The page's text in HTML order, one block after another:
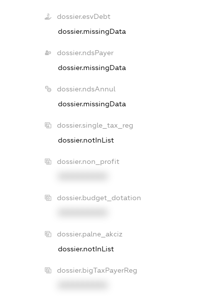
dossier.esvDebt
dossier.missingData
dossier.ndsPayer
dossier.missingData
dossier.ndsAnnul
dossier.missingData
dossier.single_tax_reg
dossier.notInList
dossier.non_profit
dossier.budget_dotation
dossier.palne_akciz
dossier.notInList
dossier.bigTaxPayerReg